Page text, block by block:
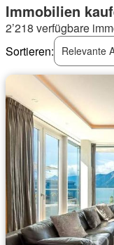
Immobilien
2’218 verfügbare
Sortieren:
Relevante